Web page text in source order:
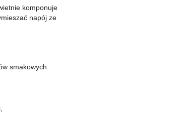
komponuje
napój ze
smakowych.